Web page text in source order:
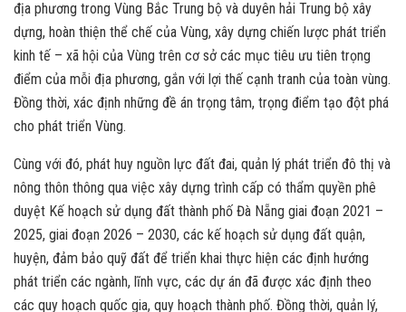
địa phương trong Vùng Bắc Trung bộ và duyên hải Trung bộ xây
dựng, hoàn thiện thể chế của Vùng, xây dựng chiến lược phát triển
kinh tế – xã hội của Vùng trên cơ sở các mục tiêu ưu tiên trọng
điểm của mỗi địa phương, gắn với lợi thế cạnh tranh của toàn vùng.
Đồng thời, xác định những đề án trọng tâm, trọng điểm tạo đột phá
cho phát triển Vùng.
Cùng với đó, phát huy nguồn lực đất đai, quản lý phát triển đô thị và
nông thôn thông qua việc xây dựng trình cấp có thẩm quyền phê
duyệt Kế hoạch sử dụng đất thành phố Đà Nẵng giai đoạn 2021 –
2025, giai đoạn 2026 – 2030, các kế hoạch sử dụng đất quận,
huyện, đảm bảo quỹ đất để triển khai thực hiện các định hướng
phát triển các ngành, lĩnh vực, các dự án đã được xác định theo
các quy hoạch quốc gia, quy hoạch thành phố. Đồng thời, quản lý,